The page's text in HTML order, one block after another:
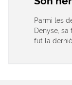
Parmi les
Denyse,
fut la